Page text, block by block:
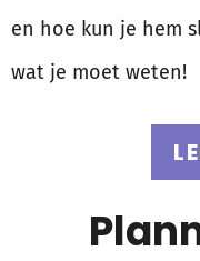
en hoe kun je hem
wat je moet weten!